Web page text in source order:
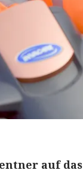
auf das